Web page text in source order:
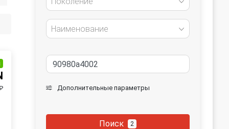
Наименование
Дополнительные параметры
Поиск 2